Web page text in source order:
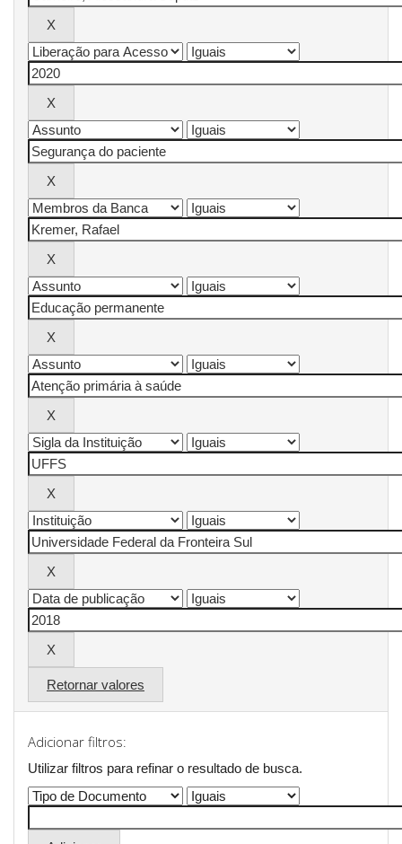
Retornar valores
Adicionar filtros:
Utilizar filtros para refinar o resultado de busca.